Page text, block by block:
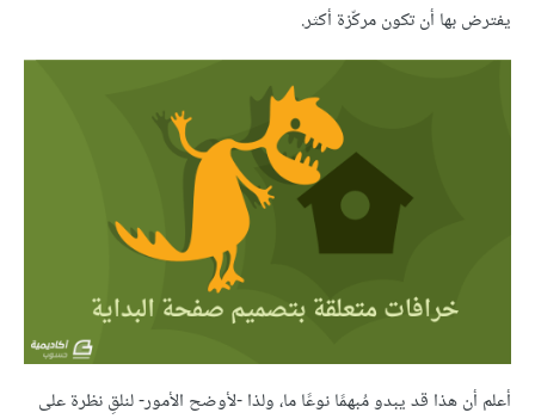
يفترض بها أن تكون مركّزة أكثر.
أعلم أن هذا قد يبدو مُبهمًا نوعًا ما، ولذا -لأوضح الأمور- لنلقِ نظرة على